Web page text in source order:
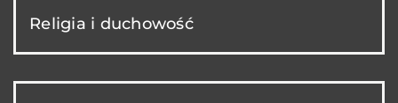
Religia i duchowość